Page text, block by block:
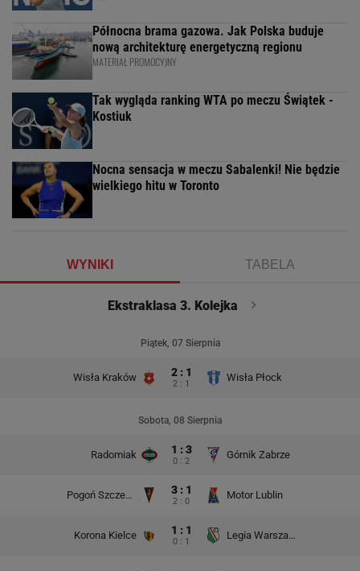
Północna brama gazowa. Jak Polska buduje
nową architekturę energetyczną regionu
MATERIAŁ PROMOCYJNY
Tak wygląda ranking WTA po meczu Świątek -
Kostiuk
Nocna sensacja w meczu Sabalenki! Nie będzie
wielkiego hitu w Toronto
WYNIKI TABELA
Ekstraklasa 3. Kolejka
Piątek, 07 Sierpnia
Wisła Kraków 2 : 1
2 : 1
Wisła Płock
Sobota, 08 Sierpnia
Radomiak 1 : 3
0 : 2
Górnik Zabrze
Pogoń Szczecin 3 : 1
2 : 0
Motor Lublin
Korona Kielce 1 : 1
0 : 1
Legia Warszawa